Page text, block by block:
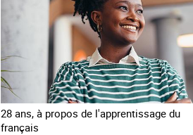
28 ans, à propos de l'apprentissage du
français